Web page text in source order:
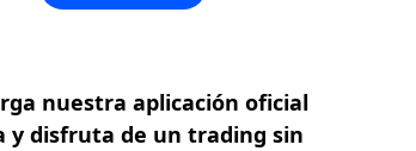
nuestra aplicación oficial
y disfruta de un trading sin